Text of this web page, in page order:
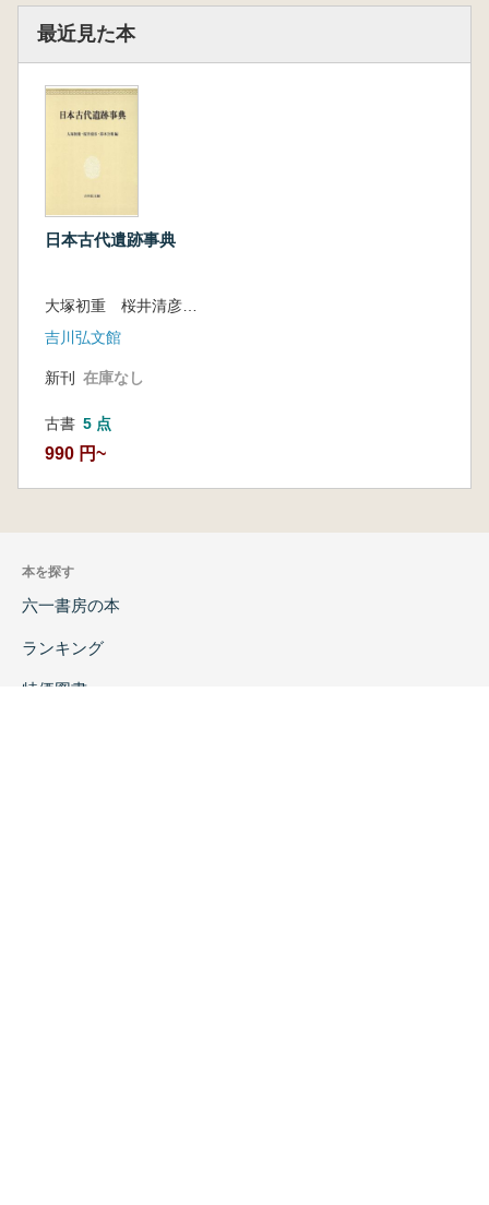
最近見た本
日本古代遺跡事典
吉川弘文館
新刊 在庫なし
古書 5 点
990 円~
本を探す
六一書房の本
ランキング
特価図書